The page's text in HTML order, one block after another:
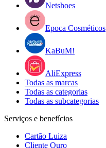
Netshoes
Epoca Cosméticos
KaBuM!
AliExpress
Todas as marcas
Todas as categorias
Todas as subcategorias
Serviços e benefícios
Cartão Luiza
Cliente Ouro